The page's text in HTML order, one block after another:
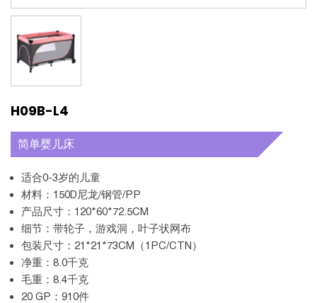
H09B-L4
简单婴儿床
适合0-3岁的儿童
材料：150D尼龙/钢管/PP
产品尺寸：120*60*72.5CM
细节：带轮子，游戏洞，叶子状网布
包装尺寸：21*21*73CM（1PC/CTN）
净重：8.0千克
毛重：8.4千克
20 GP：910件